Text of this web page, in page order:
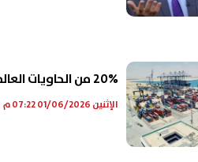
20% من الحاويات العالمية.. قناة السويس تدخل سباق الكبار|فيديو
الإثنين 01/06/2026 07:22 م